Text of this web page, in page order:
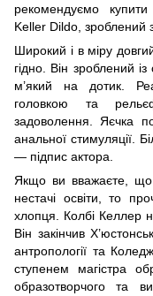
рекомендуємо
Keller Dildo, зроблений
Широкий і в міру
гідно. Він зроблений
м’який на дотик.
головкою та
задоволення. Яєчка
анальної стимуляції.
— підпис актора.
Якщо ви вважаєте, що
нестачі освіти, то
хлопця. Колбі Келлер
Він закінчив
антропології та
ступенем магістра
образотворчого та